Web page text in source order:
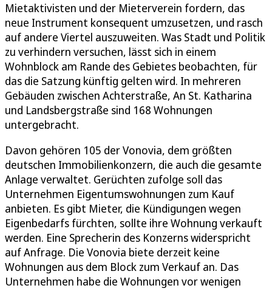
Mietaktivisten und der Mieterverein fordern, das
neue Instrument konsequent umzusetzen, und rasch
auf andere Viertel auszuweiten. Was Stadt und Politik
zu verhindern versuchen, lässt sich in einem
Wohnblock am Rande des Gebietes beobachten, für
das die Satzung künftig gelten wird. In mehreren
Gebäuden zwischen Achterstraße, An St. Katharina
und Landsbergstraße sind 168 Wohnungen
untergebracht.
Davon gehören 105 der Vonovia, dem größten
deutschen Immobilienkonzern, die auch die gesamte
Anlage verwaltet. Gerüchten zufolge soll das
Unternehmen Eigentumswohnungen zum Kauf
anbieten. Es gibt Mieter, die Kündigungen wegen
Eigenbedarfs fürchten, sollte ihre Wohnung verkauft
werden. Eine Sprecherin des Konzerns widerspricht
auf Anfrage. Die Vonovia biete derzeit keine
Wohnungen aus dem Block zum Verkauf an. Das
Unternehmen habe die Wohnungen vor wenigen